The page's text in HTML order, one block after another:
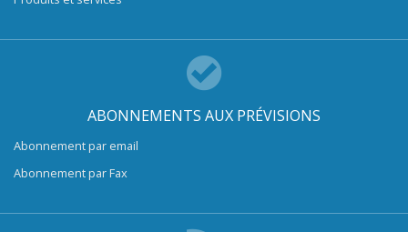
ABONNEMENTS AUX PRÉVISIONS
Abonnement par email
Abonnement par Fax